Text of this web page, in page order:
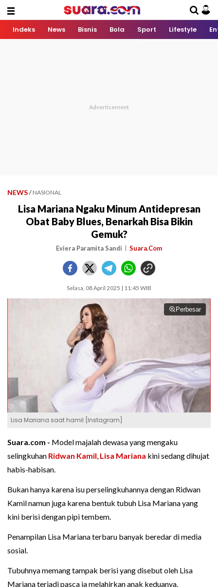
Indeks News Bisnis Bola Sport Lifestyle
NEWS / NASIONAL
Lisa Mariana Ngaku Minum Antidepresan
Obat Baby Blues, Benarkah Bisa Bikin
Gemuk?
Eviera Paramita Sandi Suara.Com
Selasa, 08 April 2025 | 11:45 WIB
Perbesar
Lisa Mariana saat hamil [Instagram]
Suara.com - Model majalah dewasa yang mengaku
selingkuhan Ridwan Kamil, Lisa Mariana kini sedang dihujat
habis-habisan.
Bukan hanya karena isu perselingkuhannya dengan Ridwan
Kamil namun juga karena bentuk tubuh Lisa Mariana yang
kini berisi dengan pipi tembem.
Penampilan Lisa Mariana terbaru banyak beredar di media
sosial.
Tubuhnya memang tampak berisi yang disebut oleh Lisa
Mariana terjadi pasca ia melahirkan anak keduanya.